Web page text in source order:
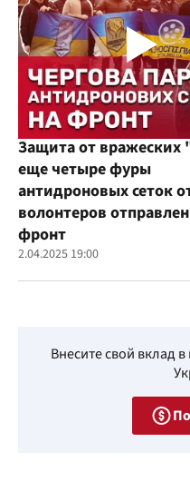
Защита от вражеских
еще четыре фуры
антидроновых сеток
волонтеров
фронт
2.04.2025 19:00
Внесите свой вклад